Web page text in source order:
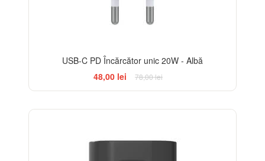
USB-C PD Încărcător unic 20W - Albă
48,00 lei
78,00 lei